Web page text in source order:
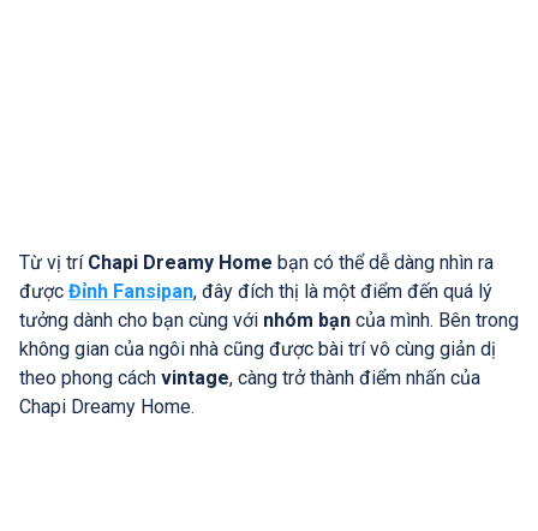
Từ vị trí Chapi Dreamy Home bạn có thể dễ dàng nhìn ra
được Đỉnh Fansipan, đây đích thị là một điểm đến quá lý
tưởng dành cho bạn cùng với nhóm bạn của mình. Bên trong
không gian của ngôi nhà cũng được bài trí vô cùng giản dị
theo phong cách vintage, càng trở thành điểm nhấn của
Chapi Dreamy Home.